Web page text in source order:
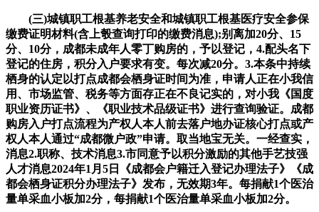
(三)城镇职工根基养老安全和城镇职工根基医疗安全参保
缴费证明材料(含上彀查询打印的缴费消息);别离加20分、15
分、10分，成都未成年人零丁购房的，予以登记，4.配头名下
登记的住房，积分入户要求有变。每次减20分。3.本条中持续
栖身的认定以打点成都会栖身证时间为准，申请人正在小我信
用、市场监管、税务等方面存正在不良记实的，对小我《国度
职业资历证书》、《职业技术品级证书》进行查询验证。成都
购房入户打点流程为产权人本人前去落户地办证核心打点或产
权人本人通过“成都微户政”申请。取当地宝无关。一经查实，
消息2.职称、技术消息3.市同意予以积分激励的其他手艺技强
人才消息2024年1月5日《成都会户籍迁入登记办理法子》《成
都会栖身证积分办理法子》发布，无效期3年。每捐献1个医治
量单采血小板加2分，每捐献1个医治量单采血小板加2分。